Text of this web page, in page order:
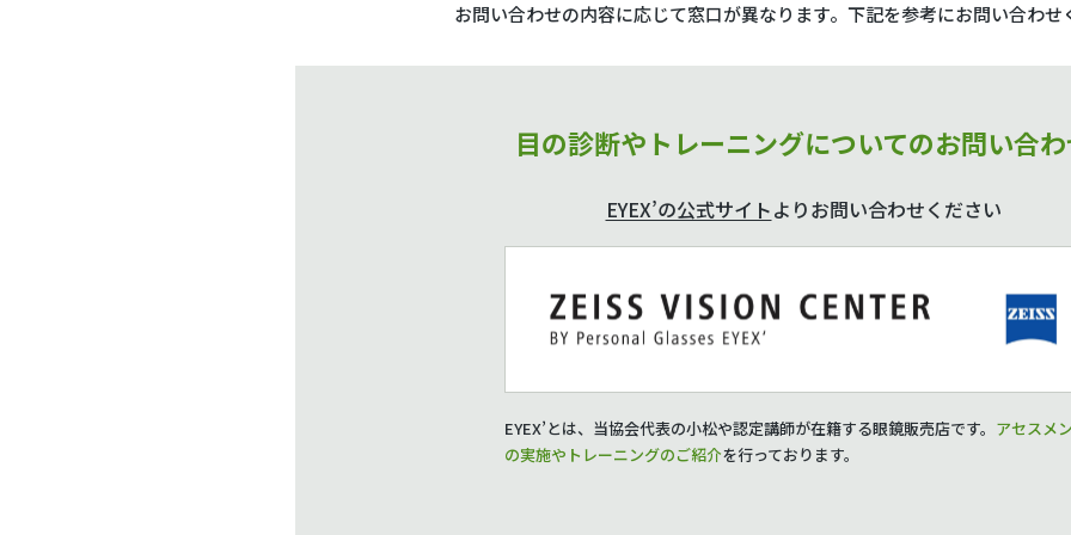
お問い合わせの内容に応じて窓口が異なります。下記を参考にお問い合わせ
目の診断やトレーニングについてのお問い合
EYEX’の公式サイトよりお問い合わせください
EYEX’とは、当協会代表の小松や認定講師が在籍する眼鏡販売店です。 アセスメ
の実施やトレーニングのご紹介を行っております。